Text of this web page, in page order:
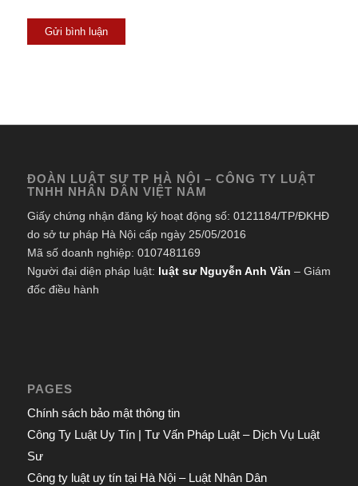
ĐOÀN LUẬT SƯ TP HÀ NỘI – CÔNG TY LUẬT
TNHH NHÂN DÂN VIỆT NAM
Giấy chứng nhận đăng ký hoạt động số: 0121184/TP/ĐKHĐ
do sở tư pháp Hà Nội cấp ngày 25/05/2016
Mã số doanh nghiệp: 0107481169
Người đại diện pháp luật: luật sư Nguyễn Anh Văn – Giám
đốc điều hành
PAGES
Chính sách bảo mật thông tin
Công Ty Luật Uy Tín | Tư Vấn Pháp Luật – Dịch Vụ Luật
Sư
Công ty luật uy tín tại Hà Nội – Luật Nhân Dân